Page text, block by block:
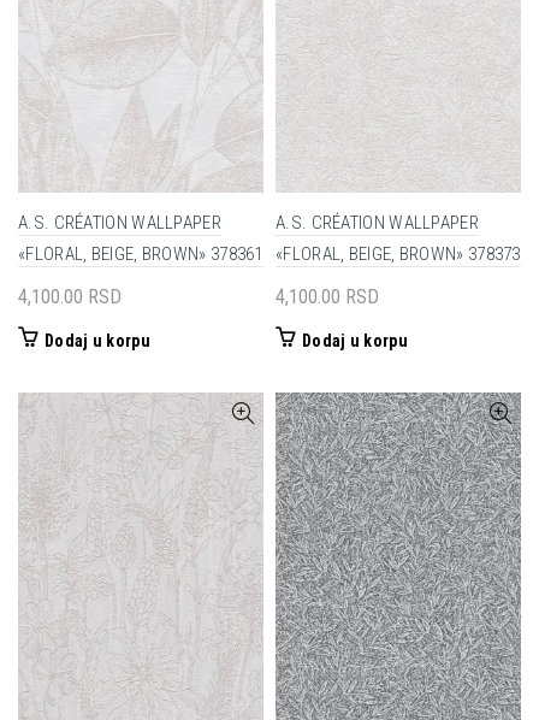
A.S. CRÉATION WALLPAPER
«FLORAL, BEIGE, BROWN» 378361
4,100.00 RSD
Dodaj u korpu
A.S. CRÉATION WALLPAPER
«FLORAL, BEIGE, BROWN» 378373
4,100.00 RSD
Dodaj u korpu